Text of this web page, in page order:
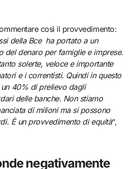
così il provvedimento:
della Bce ha portato a un
del denaro per famiglie e imprese.
solerte, veloce e importante
e i correntisti. Quindi in questo
40% di prelievo dagli
delle banche. Non stiamo
di milioni ma si possono
È un provvedimento di equità“,
negativamente